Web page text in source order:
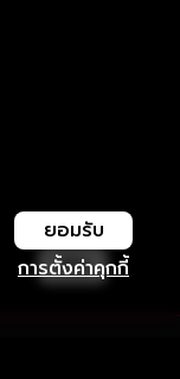
การตั้งค่าคุกกี้
ยอมรับ
เปิด